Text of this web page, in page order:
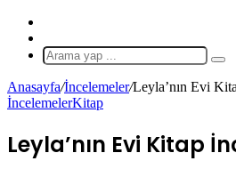
Makale
yap
...
Anasayfa/İncelemeler/Leyla’nın Evi
İncelemelerKitap
Leyla’nın Evi Kitap